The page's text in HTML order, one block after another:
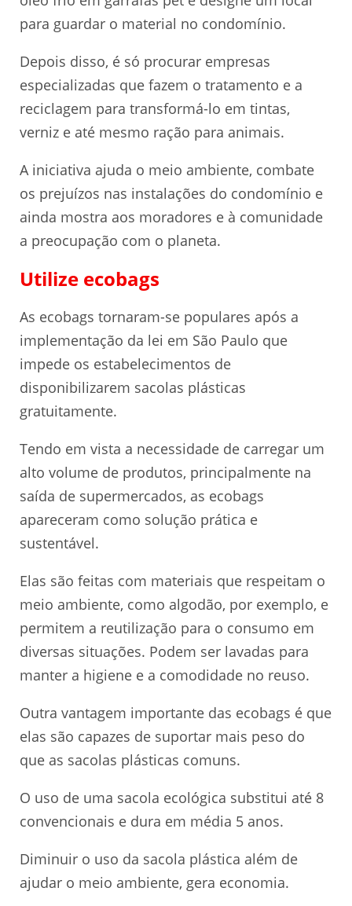
para guardar o material no condomínio.
Depois disso, é só procurar empresas
especializadas que fazem o tratamento e a
reciclagem para transformá-lo em tintas,
verniz e até mesmo ração para animais.
A iniciativa ajuda o meio ambiente, combate
os prejuízos nas instalações do condomínio e
ainda mostra aos moradores e à comunidade
a preocupação com o planeta.
Utilize ecobags
As ecobags tornaram-se populares após a
implementação da lei em São Paulo que
impede os estabelecimentos de
disponibilizarem sacolas plásticas
gratuitamente.
Tendo em vista a necessidade de carregar um
alto volume de produtos, principalmente na
saída de supermercados, as ecobags
apareceram como solução prática e
sustentável.
Elas são feitas com materiais que respeitam o
meio ambiente, como algodão, por exemplo, e
permitem a reutilização para o consumo em
diversas situações. Podem ser lavadas para
manter a higiene e a comodidade no reuso.
Outra vantagem importante das ecobags é que
elas são capazes de suportar mais peso do
que as sacolas plásticas comuns.
O uso de uma sacola ecológica substitui até 8
convencionais e dura em média 5 anos.
Diminuir o uso da sacola plástica além de
ajudar o meio ambiente, gera economia.